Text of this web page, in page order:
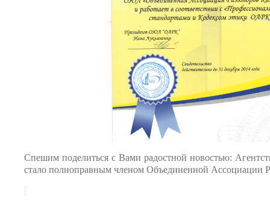
Спешим поделиться с Вами радостной новостью:
стало полноправным членом Объединенной Ассоциации